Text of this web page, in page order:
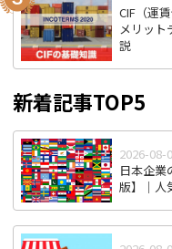
CIF（運
メリット
説
新着記事TOP5
2026-08-
日本企業
版】｜人